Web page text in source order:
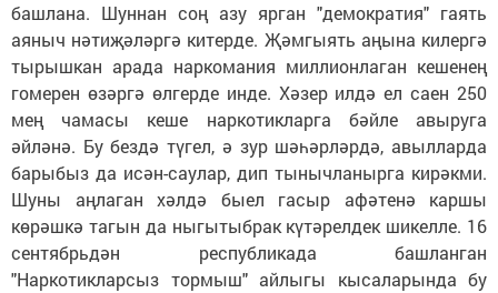
башлана. Шуннан соң азу ярган "демократия" гаять
аяныч нәтиҗәләргә китерде. Җәмгыять аңына килергә
тырышкан арада наркомания миллионлаган кешенең
гомерен өзәргә өлгерде инде. Хәзер илдә ел саен 250
мең чамасы кеше наркотикларга бәйле авыруга
әйләнә. Бу бездә түгел, ә зур шәһәрләрдә, авылларда
барыбыз да исән-саулар, дип тынычланырга кирәкми.
Шуны аңлаган хәлдә быел гасыр афәтенә каршы
көрәшкә тагын да ныгытыбрак күтәрелдек шикелле. 16
сентябрьдән республикада башланган
"Наркотикларсыз тормыш" айлыгы кысаларында бу